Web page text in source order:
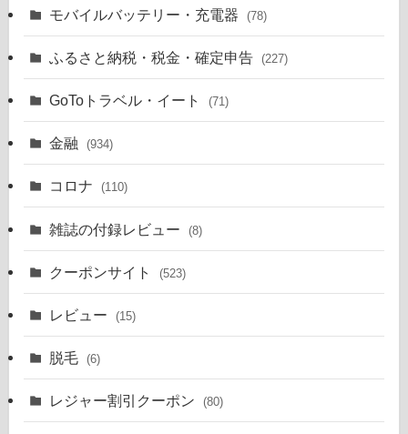
モバイルバッテリー・充電器 (78)
ふるさと納税・税金・確定申告 (227)
GoToトラベル・イート (71)
金融 (934)
コロナ (110)
雑誌の付録レビュー (8)
クーポンサイト (523)
レビュー (15)
脱毛 (6)
レジャー割引クーポン (80)